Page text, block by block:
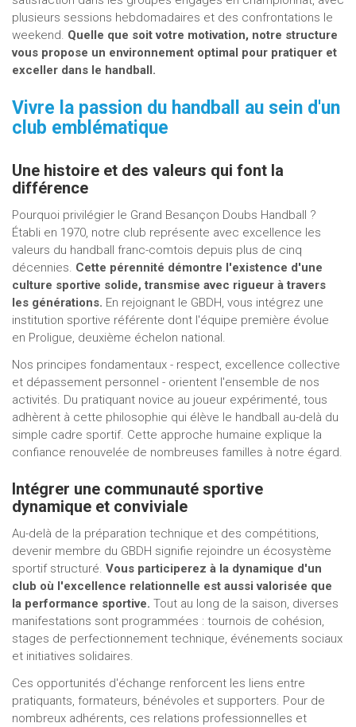
plusieurs sessions hebdomadaires et des confrontations le
weekend. Quelle que soit votre motivation, notre structure
vous propose un environnement optimal pour pratiquer et
exceller dans le handball.
Vivre la passion du handball au sein d'un
club emblématique
Une histoire et des valeurs qui font la
différence
Pourquoi privilégier le Grand Besançon Doubs Handball ?
Établi en 1970, notre club représente avec excellence les
valeurs du handball franc-comtois depuis plus de cinq
décennies. Cette pérennité démontre l'existence d'une
culture sportive solide, transmise avec rigueur à travers
les générations. En rejoignant le GBDH, vous intégrez une
institution sportive référente dont l'équipe première évolue
en Proligue, deuxième échelon national.
Nos principes fondamentaux - respect, excellence collective
et dépassement personnel - orientent l'ensemble de nos
activités. Du pratiquant novice au joueur expérimenté, tous
adhèrent à cette philosophie qui élève le handball au-delà du
simple cadre sportif. Cette approche humaine explique la
confiance renouvelée de nombreuses familles à notre égard.
Intégrer une communauté sportive
dynamique et conviviale
Au-delà de la préparation technique et des compétitions,
devenir membre du GBDH signifie rejoindre un écosystème
sportif structuré. Vous participerez à la dynamique d'un
club où l'excellence relationnelle est aussi valorisée que
la performance sportive. Tout au long de la saison, diverses
manifestations sont programmées : tournois de cohésion,
stages de perfectionnement technique, événements sociaux
et initiatives solidaires.
Ces opportunités d'échange renforcent les liens entre
pratiquants, formateurs, bénévoles et supporters. Pour de
nombreux adhérents, ces relations professionnelles et